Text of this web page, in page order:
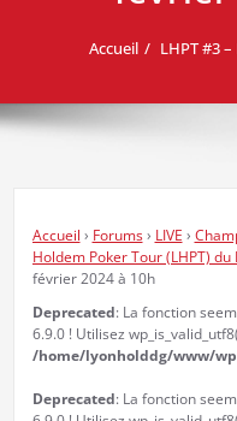
Accueil LHPT #3
Accueil › Forums › LIVE ›
Holdem Poker Tour (LHPT) du
février 2024 à 10h
Deprecated: La fonction
6.9.0 ! Utilisez
/home/lyonholddg/www/
Deprecated: La fonction